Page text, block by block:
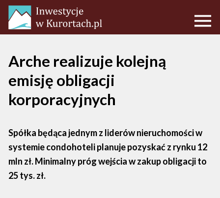
Arche realizuje kolejną
emisję obligacji
korporacyjnych
Spółka będąca jednym z liderów nieruchomości w
systemie condohoteli planuje pozyskać z rynku 12
mln zł. Minimalny próg wejścia w zakup obligacji to
25 tys. zł.